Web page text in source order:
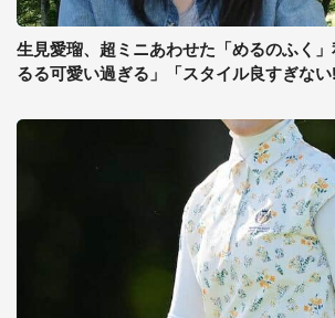
生見愛瑠、超ミニあわせた「めるのふく
るる可愛い過ぎる」「スタイル良すぎない